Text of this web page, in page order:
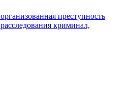
организованная преступность
расследования криминал,